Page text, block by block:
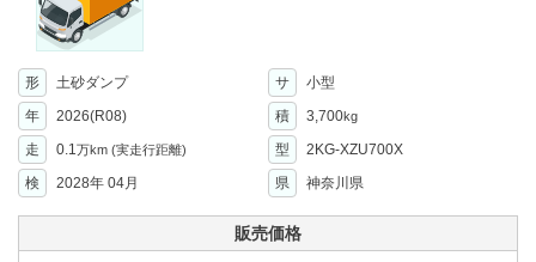
形 土砂ダンプ サ
小型
年
2026(R08) 積 3,700kg
走 0.1万km (実走行距離) 型
2KG-XZU700X
検
2028年 04月 県 神奈川県
販売価格